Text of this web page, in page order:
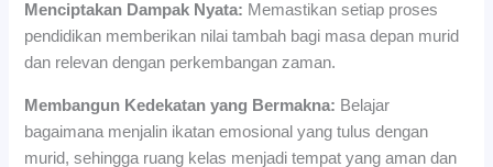
Menciptakan Dampak Nyata: Memastikan setiap proses
pendidikan memberikan nilai tambah bagi masa depan murid
dan relevan dengan perkembangan zaman.
Membangun Kedekatan yang Bermakna: Belajar
bagaimana menjalin ikatan emosional yang tulus dengan
murid, sehingga ruang kelas menjadi tempat yang aman dan